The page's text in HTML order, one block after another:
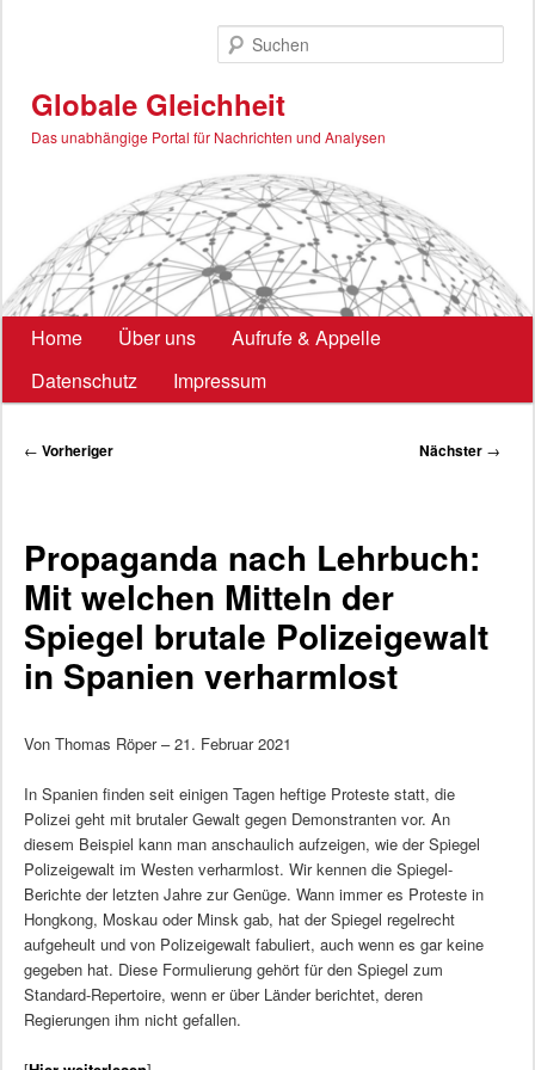
Globale Gleichheit
Das unabhängige Portal für Nachrichten und Analysen
Hauptmenü
Home Über uns
Aufrufe & Appelle
Datenschutz
Impressum
Beitragsnavigation
← Vorheriger Nächster →
Propaganda nach Lehrbuch:
Mit welchen Mitteln der
Spiegel brutale Polizeigewalt
in Spanien verharmlost
Von Thomas Röper – 21. Februar 2021
In Spanien finden seit einigen Tagen heftige Proteste statt, die
Polizei geht mit brutaler Gewalt gegen Demonstranten vor. An
diesem Beispiel kann man anschaulich aufzeigen, wie der Spiegel
Polizeigewalt im Westen verharmlost. Wir kennen die Spiegel-
Berichte der letzten Jahre zur Genüge. Wann immer es Proteste in
Hongkong, Moskau oder Minsk gab, hat der Spiegel regelrecht
aufgeheult und von Polizeigewalt fabuliert, auch wenn es gar keine
gegeben hat. Diese Formulierung gehört für den Spiegel zum
Standard-Repertoire, wenn er über Länder berichtet, deren
Regierungen ihm nicht gefallen.